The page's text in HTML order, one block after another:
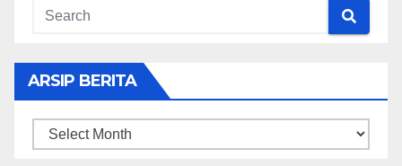
ARSIP BERITA
ARSIP